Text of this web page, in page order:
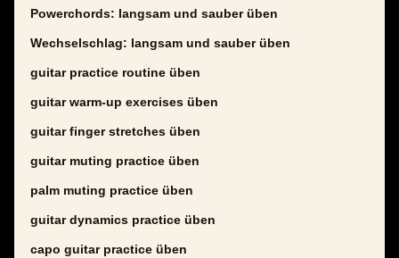
Powerchords: langsam und sauber üben
Wechselschlag: langsam und sauber üben
guitar practice routine üben
guitar warm-up exercises üben
guitar finger stretches üben
guitar muting practice üben
palm muting practice üben
guitar dynamics practice üben
capo guitar practice üben